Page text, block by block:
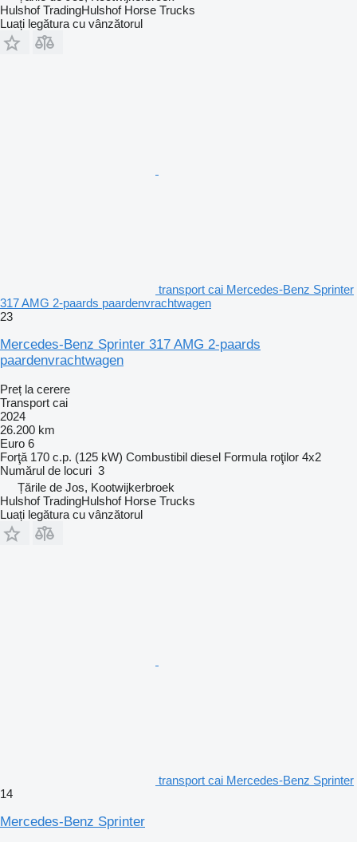
Hulshof TradingHulshof Horse Trucks
Luați legătura cu vânzătorul
transport cai Mercedes-Benz Sprinter
317 AMG 2-paards paardenvrachtwagen
23
Mercedes-Benz Sprinter 317 AMG 2-paards
paardenvrachtwagen
Preț la cerere
Transport cai
2024
26.200 km
Euro 6
Forţă 170 c.p. (125 kW) Combustibil diesel Formula roţilor 4x2
Numărul de locuri 3
Țările de Jos, Kootwijkerbroek
Hulshof TradingHulshof Horse Trucks
Luați legătura cu vânzătorul
transport cai Mercedes-Benz Sprinter
14
Mercedes-Benz Sprinter